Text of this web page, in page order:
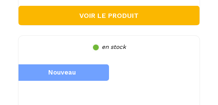
VOIR LE PRODUIT
en stock
Nouveau